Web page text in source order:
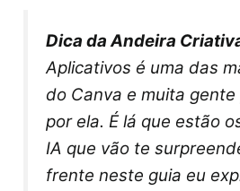
Dica da Andeira
Aplicativos é uma das
do Canva e muita
por ela. É lá que estão
IA que vão te
frente neste guia eu